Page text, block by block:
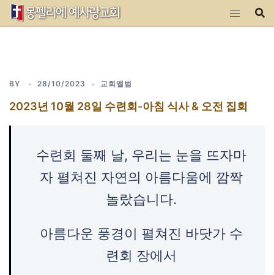
Skip
BY 28/10/2023 교회앨범
2023년 10월 28일 수련회-아침 식사 & 오전 집회
수련회 둘째 날, 우리는 눈을 뜨자마
자 펼쳐진 자연의 아름다움에 깜짝
놀랐습니다.
아름다운 풍경이 펼쳐진 바닷가 수
련회 장에서